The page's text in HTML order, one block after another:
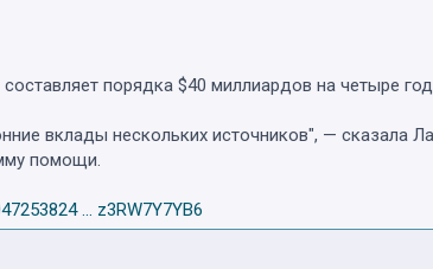
порядка $40 миллиардов на четыре
вклады нескольких источников", — сказала
помощи.
... z3RW7Y7YB6